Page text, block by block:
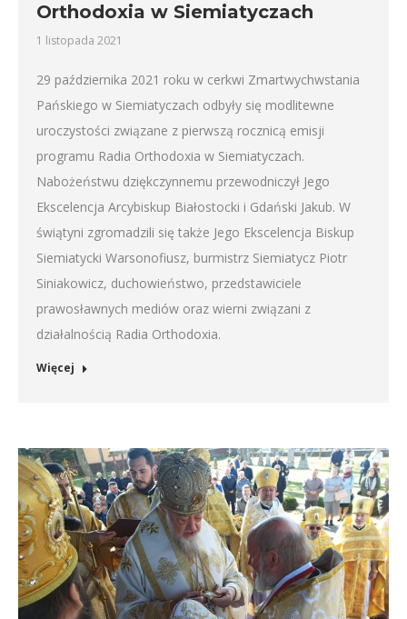
Orthodoxia w Siemiatyczach
1 listopada 2021
29 października 2021 roku w cerkwi Zmartwychwstania
Pańskiego w Siemiatyczach odbyły się modlitewne
uroczystości związane z pierwszą rocznicą emisji
programu Radia Orthodoxia w Siemiatyczach.
Nabożeństwu dziękczynnemu przewodniczył Jego
Ekscelencja Arcybiskup Białostocki i Gdański Jakub. W
świątyni zgromadzili się także Jego Ekscelencja Biskup
Siemiatycki Warsonofiusz, burmistrz Siemiatycz Piotr
Siniakowicz, duchowieństwo, przedstawiciele
prawosławnych mediów oraz wierni związani z
działalnością Radia Orthodoxia.
Więcej